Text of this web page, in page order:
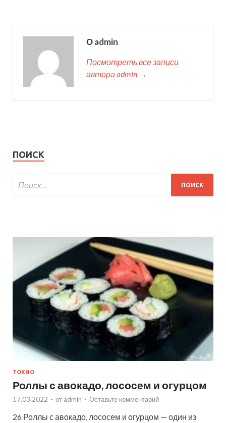
О admin
Посмотреть все записи
автора admin →
ПОИСК
ТОКИО
Роллы с авокадо, лососем и огурцом
17.03.2022 - от admin - Оставьте комментарий
26 Роллы с авокадо, лососем и огурцом — один из